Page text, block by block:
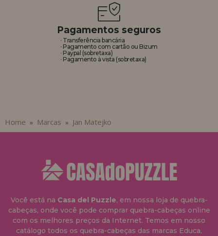
Pagamentos seguros
· Transferência bancária
· Pagamento com cartão ou Bizum
· Paypal (sobretaxa)
· Pagamento à vista (sobretaxa)
Home » Marcas » Jan Matejko
Você está na Casa del Puzzle, em nossa loja de quebra-
cabeças, onde você pode comprar quebra-cabeças online
com os melhores preços da Internet. Temos em nosso
catálogo todos os quebra-cabeças das marcas Educa,